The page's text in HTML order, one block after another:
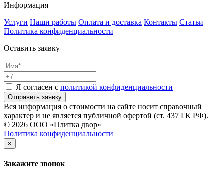
Информация
Услуги Наши работы Оплата и доставка Контакты Статьи
Политика конфиденциальности
Оставить заявку
Я согласен с политикой конфиденциальности
Отправить заявку
Вся информация о стоимости на сайте носит справочный
характер и не является публичной офертой (ст. 437 ГК РФ).
© 2026 ООО «Плитка двор»
Политика конфиденциальности
×
Закажите звонок